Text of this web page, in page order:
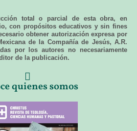
total o parcial de esta obra, en
con propósitos educativos y sin fines
obtener autorización expresa por
de la Compañía de Jesús, A.R.
por los autores no necesariamente
de la publicación.
quienes somos